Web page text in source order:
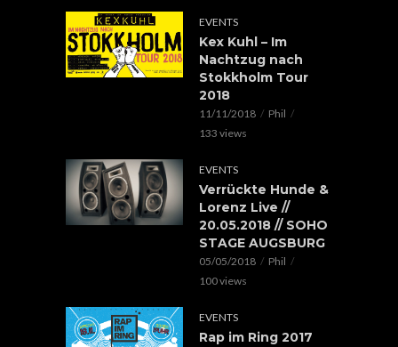
EVENTS
Kex Kuhl – Im
Nachtzug nach
Stokkholm Tour
2018
11/11/2018
Phil
133 views
EVENTS
Verrückte Hunde &
Lorenz Live //
20.05.2018 // SOHO
STAGE AUGSBURG
05/05/2018
Phil
100 views
EVENTS
Rap im Ring 2017